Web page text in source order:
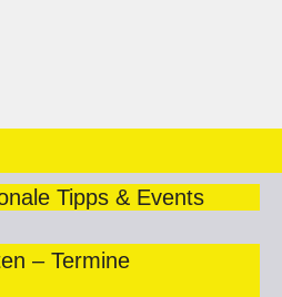
Tipps & Events
– Termine